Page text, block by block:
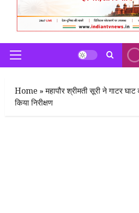
Primary
Menu
Home »महापौर श्रीमती सूरी ने गाटर
किया निरीक्षण